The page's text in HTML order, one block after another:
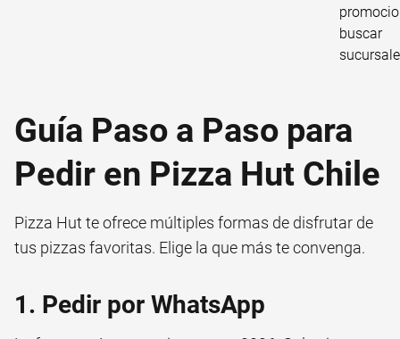
buscar
Guía Paso a Paso para
Pedir en Pizza Hut Chile
Pizza Hut te ofrece múltiples formas de disfrutar de
tus pizzas favoritas. Elige la que más te convenga.
1. Pedir por WhatsApp